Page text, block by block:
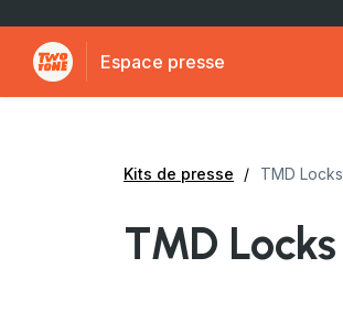
Espace presse
Kits de presse TMD Locks
TMD Locks